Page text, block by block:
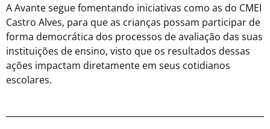
A Avante segue fomentando iniciativas como as do CMEI
Castro Alves, para que as crianças possam participar de
forma democrática dos processos de avaliação das suas
instituições de ensino, visto que os resultados dessas
ações impactam diretamente em seus cotidianos
escolares.